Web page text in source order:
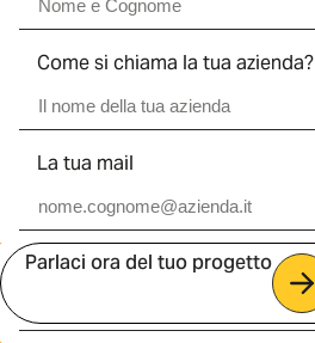
Come si chiama la tua azienda?
La tua mail
Tempistiche
Parlaci ora del tuo progetto